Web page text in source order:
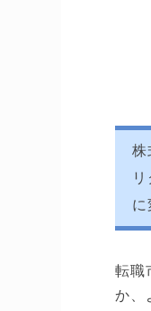
株
に
転職
か、